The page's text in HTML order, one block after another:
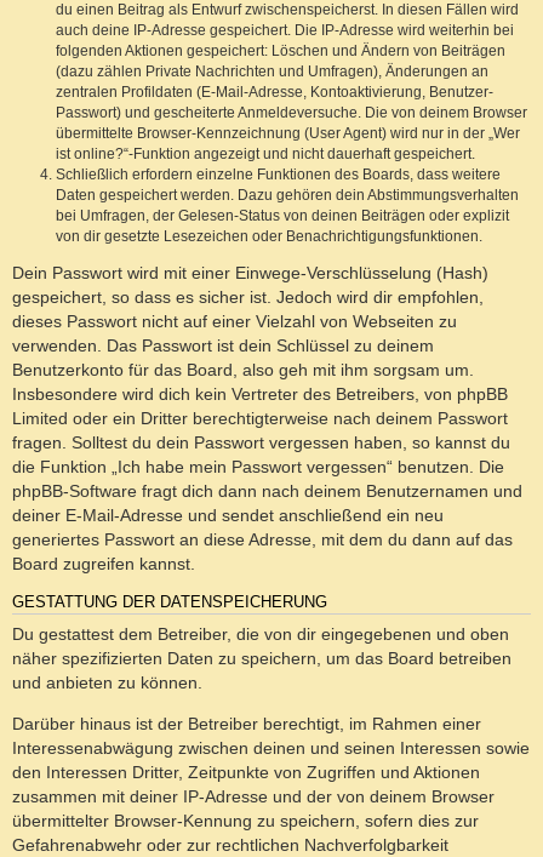
du einen Beitrag als Entwurf zwischenspeicherst. In diesen Fällen wird
auch deine IP-Adresse gespeichert. Die IP-Adresse wird weiterhin bei
folgenden Aktionen gespeichert: Löschen und Ändern von Beiträgen
(dazu zählen Private Nachrichten und Umfragen), Änderungen an
zentralen Profildaten (E-Mail-Adresse, Kontoaktivierung, Benutzer-
Passwort) und gescheiterte Anmeldeversuche. Die von deinem Browser
übermittelte Browser-Kennzeichnung (User Agent) wird nur in der „Wer
ist online?“-Funktion angezeigt und nicht dauerhaft gespeichert.
Schließlich erfordern einzelne Funktionen des Boards, dass weitere
Daten gespeichert werden. Dazu gehören dein Abstimmungsverhalten
bei Umfragen, der Gelesen-Status von deinen Beiträgen oder explizit
von dir gesetzte Lesezeichen oder Benachrichtigungsfunktionen.
Dein Passwort wird mit einer Einwege-Verschlüsselung (Hash)
gespeichert, so dass es sicher ist. Jedoch wird dir empfohlen,
dieses Passwort nicht auf einer Vielzahl von Webseiten zu
verwenden. Das Passwort ist dein Schlüssel zu deinem
Benutzerkonto für das Board, also geh mit ihm sorgsam um.
Insbesondere wird dich kein Vertreter des Betreibers, von phpBB
Limited oder ein Dritter berechtigterweise nach deinem Passwort
fragen. Solltest du dein Passwort vergessen haben, so kannst du
die Funktion „Ich habe mein Passwort vergessen“ benutzen. Die
phpBB-Software fragt dich dann nach deinem Benutzernamen und
deiner E-Mail-Adresse und sendet anschließend ein neu
generiertes Passwort an diese Adresse, mit dem du dann auf das
Board zugreifen kannst.
GESTATTUNG DER DATENSPEICHERUNG
Du gestattest dem Betreiber, die von dir eingegebenen und oben
näher spezifizierten Daten zu speichern, um das Board betreiben
und anbieten zu können.
Darüber hinaus ist der Betreiber berechtigt, im Rahmen einer
Interessenabwägung zwischen deinen und seinen Interessen sowie
den Interessen Dritter, Zeitpunkte von Zugriffen und Aktionen
zusammen mit deiner IP-Adresse und der von deinem Browser
übermittelter Browser-Kennung zu speichern, sofern dies zur
Gefahrenabwehr oder zur rechtlichen Nachverfolgbarkeit